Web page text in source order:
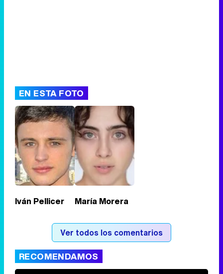
EN ESTA FOTO
Iván Pellicer María Morera
Ver todos los comentarios
RECOMENDAMOS